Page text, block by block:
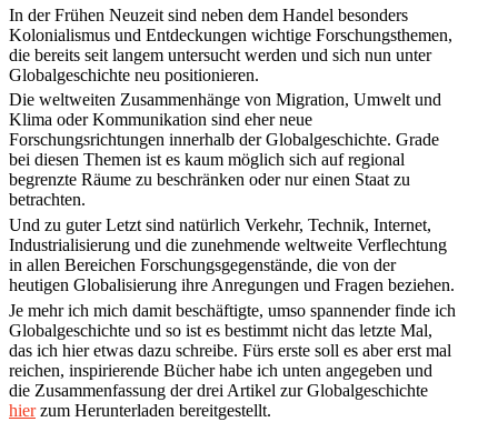
In der Frühen Neuzeit sind neben dem Handel besonders
Kolonialismus und Entdeckungen wichtige Forschungsthemen,
die bereits seit langem untersucht werden und sich nun unter
Globalgeschichte neu positionieren.
Die weltweiten Zusammenhänge von Migration, Umwelt und
Klima oder Kommunikation sind eher neue
Forschungsrichtungen innerhalb der Globalgeschichte. Grade
bei diesen Themen ist es kaum möglich sich auf regional
begrenzte Räume zu beschränken oder nur einen Staat zu
betrachten.
Und zu guter Letzt sind natürlich Verkehr, Technik, Internet,
Industrialisierung und die zunehmende weltweite Verflechtung
in allen Bereichen Forschungsgegenstände, die von der
heutigen Globalisierung ihre Anregungen und Fragen beziehen.
Je mehr ich mich damit beschäftigte, umso spannender finde ich
Globalgeschichte und so ist es bestimmt nicht das letzte Mal,
das ich hier etwas dazu schreibe. Fürs erste soll es aber erst mal
reichen, inspirierende Bücher habe ich unten angegeben und
die Zusammenfassung der drei Artikel zur Globalgeschichte
hierzum Herunterladen bereitgestellt.